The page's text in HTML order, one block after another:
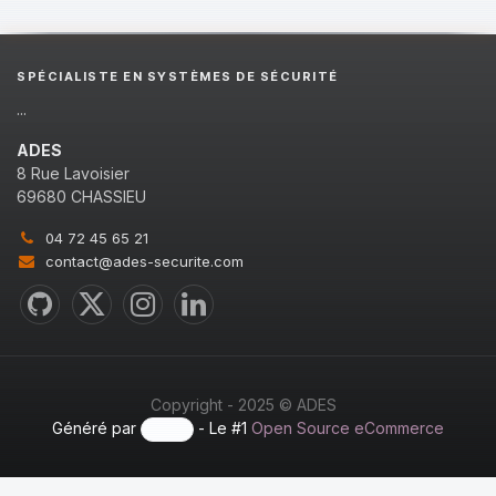
SPÉCIALISTE EN SYSTÈMES DE SÉCURITÉ
...
ADES
8 Rue Lavoisier
69680 CHASSIEU
04 72 45 65 21
contact@ades-securite.com
Copyright - 2025 © ADES
Généré par
- Le #1Open Source eCommerce